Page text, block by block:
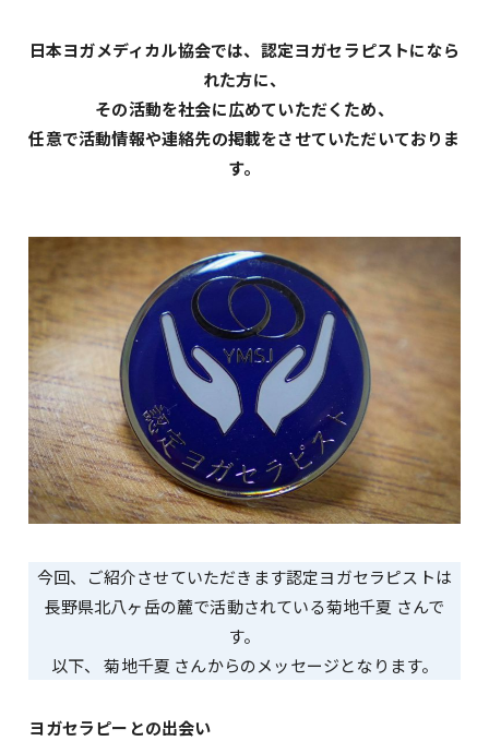
日本ヨガメディカル協会では、認定ヨガセラピストになら
れた方に、
その活動を社会に広めていただくため、
任意で活動情報や連絡先の掲載をさせていただいておりま
す。
今回、ご紹介させていただきます認定ヨガセラピストは
長野県北八ヶ岳の麓で活動されている菊地千夏 さんで
す。
以下、 菊地千夏 さんからのメッセージとなります。
ヨガセラピーとの出会い